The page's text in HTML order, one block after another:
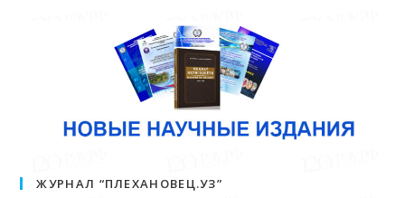
ЖУРНАЛ “ПЛЕХАНОВЕЦ.УЗ”